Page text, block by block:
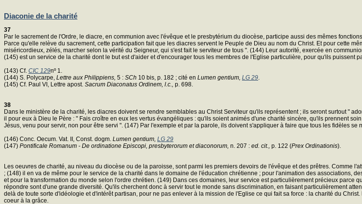
Diaconie de la charité
37
Par le sacrement de l'Ordre, le diacre, en communion avec l'évêque et le presbytérium du diocèse, participe aussi des mêmes
Parce qu'elle relève du sacrement, cette participation fait que les diacres servent le Peuple de Dieu au nom du Christ. Et pour cette
miséricordieux, zélés, marcher selon la vérité du Seigneur, qui s'est fait le serviteur de tous ". (144) Leur autorité, exercée en
(145) est un service de la charité dont le but est d'aider et d'encourager tous les membres de l'Eglise particulière, pour qu'ils puissent
(143) Cf. CIC 129nº 1.
(144) S. Polycarpe, Lettre aux Philippiens, 5 : SCh 10 bis, p. 182 ; cité en Lumen gentium, LG 29
(145) Cf. Paul VI, Lettre apost. Sacrum Diaconatus Ordinem, l.c., p. 698.
38
Dans le ministère de la charité, les diacres doivent se rendre semblables au Christ Serviteur qu'ils représentent ; ils seront surtout "
il pour eux à Dieu le Père : " Fais croître en eux les vertus évangéliques : qu'ils soient animés d'une charité sincère, qu'ils prennent
Jésus, venu pour servir, non pour être servi ". (147) Par l'exemple et par la parole, ils doivent s'appliquer à faire que tous les fidèles
(146) Conc. Oecum. Vat. II, Const. dogm. Lumen gentium, LG 29
(147) Pontificale Romanum - De ordinatione Episcopi, presbyterorum et diaconorum, n. 207 : ed. cit., p. 122 (Prex Ordinationis).
Les oeuvres de charité, au niveau du diocèse ou de la paroisse, sont parmi les premiers devoirs de l'évêque et des prêtres. Comme
; (148) il en va de même pour le service de la charité dans le domaine de l'éducation chrétienne ; pour l'animation des associations,
et pour la transformation du monde selon l'ordre chrétien. (149) Dans ces domaines, leur service est particulièrement précieux
répondre sont d'une grande diversité. Qu'ils cherchent donc à servir tout le monde sans discrimination, en faisant particulièrement
delà de toute sorte d'idéologie et d'intérêt partisan, pour ne pas enlever à la mission de l'Eglise ce qui fait sa force : la charité du
coeur à la grâce.